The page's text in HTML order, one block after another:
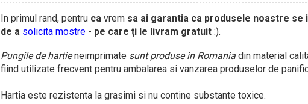
In primul rand, pentru ca vrem sa ai garantia ca produsele noastre
de a solicita mostre - pe care ți le livram gratuit :).
Pungile de hartieneimprimate sunt produse in Romania din material
fiind utilizate frecvent pentru ambalarea si vanzarea produselor de
Hartia este rezistenta la grasimi si nu contine substante toxice.